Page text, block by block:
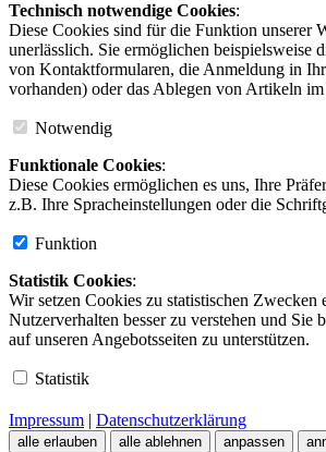
Technisch notwendige Cookies:
Diese Cookies sind für die Funktion unserer
unerlässlich. Sie ermöglichen beispielsweise
von Kontaktformularen, die Anmeldung in
vorhanden) oder das Ablegen von Artikeln
Notwendig
Funktionale Cookies:
Diese Cookies ermöglichen es uns, Ihre
z.B. Ihre Spracheinstellungen oder die
Funktion
Statistik Cookies:
Wir setzen Cookies zu statistischen Zwecken
Nutzerverhalten besser zu verstehen und Sie
auf unseren Angebotsseiten zu unterstützen.
Statistik
Impressum | Datenschutzerklärung
alle erlauben alle ablehnen anpassen